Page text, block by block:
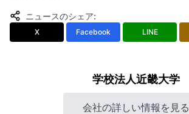
ニュースのシェア:
X Facebook LINE
学校法人近畿大学
会社の詳しい情報を見る